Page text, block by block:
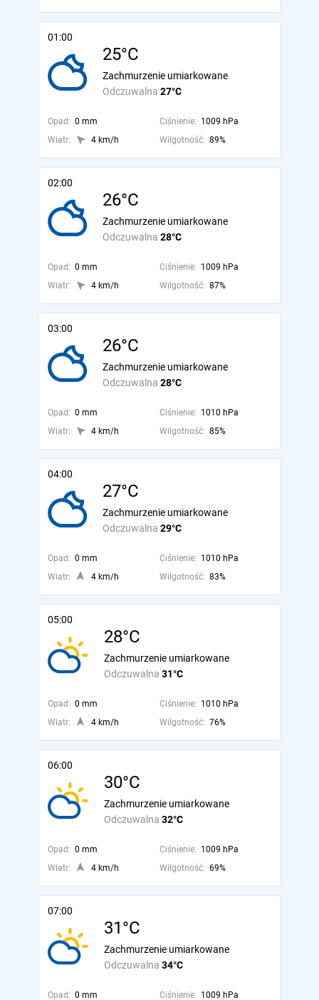
01:00
25°C
Odczuwalna 27°C
Zachmurzenie umiarkowane
Opad: 0 mm Ciśnienie: 1009 hPa
Wiatr:
4 km/h Wilgotność: 89%
02:00
26°C
Odczuwalna 28°C
Zachmurzenie umiarkowane
Opad: 0 mm Ciśnienie: 1009 hPa
Wiatr:
4 km/h Wilgotność: 87%
03:00
26°C
Odczuwalna 28°C
Zachmurzenie umiarkowane
Opad: 0 mm Ciśnienie: 1010 hPa
Wiatr:
4 km/h Wilgotność: 85%
04:00
27°C
Odczuwalna 29°C
Zachmurzenie umiarkowane
Opad: 0 mm Ciśnienie: 1010 hPa
Wiatr:
4 km/h Wilgotność: 83%
05:00
28°C
Odczuwalna 31°C
Zachmurzenie umiarkowane
Opad: 0 mm Ciśnienie: 1010 hPa
Wiatr:
4 km/h Wilgotność: 76%
06:00
30°C
Odczuwalna 32°C
Zachmurzenie umiarkowane
Opad: 0 mm Ciśnienie: 1009 hPa
Wiatr:
4 km/h Wilgotność: 69%
07:00
31°C
Odczuwalna 34°C
Zachmurzenie umiarkowane
Opad: 0 mm Ciśnienie: 1009 hPa